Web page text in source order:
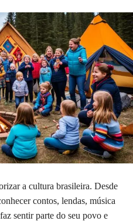
a cultura brasileira. Desde
contos, lendas, música
sentir parte do seu povo e